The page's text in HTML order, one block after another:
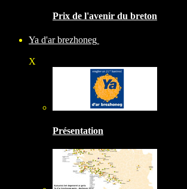
Prix de l'avenir du breton
Ya d'ar brezhoneg
X
Présentation